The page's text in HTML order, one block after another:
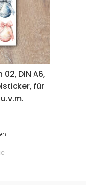
DIN A6,
für